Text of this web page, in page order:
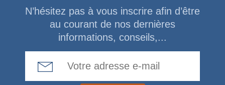
N’hésitez pas à vous inscrire afin d’être
au courant de nos dernières
informations, conseils,...